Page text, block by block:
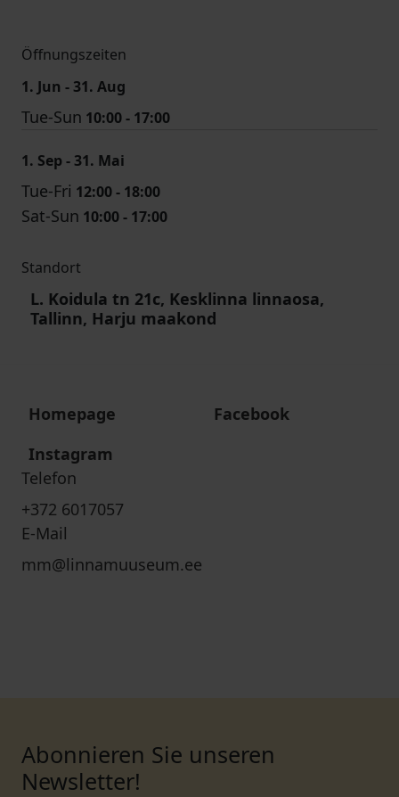
Öffnungszeiten
1. Jun - 31. Aug
Tue-Sun 10:00 - 17:00
1. Sep - 31. Mai
Tue-Fri 12:00 - 18:00
Sat-Sun 10:00 - 17:00
Standort
L. Koidula tn 21c, Kesklinna linnaosa,
Tallinn, Harju maakond
Homepage
Facebook
Instagram
Telefon
+372 6017057
E-Mail
mm@linnamuuseum.ee
Abonnieren Sie unseren
Newsletter!